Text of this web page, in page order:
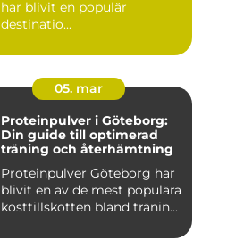
har blivit en populär
destinatio...
05. mar
Proteinpulver i Göteborg:
Din guide till optimerad
träning och återhämtning
Proteinpulver Göteborg har
blivit en av de mest populära
kosttillskotten bland tränin...